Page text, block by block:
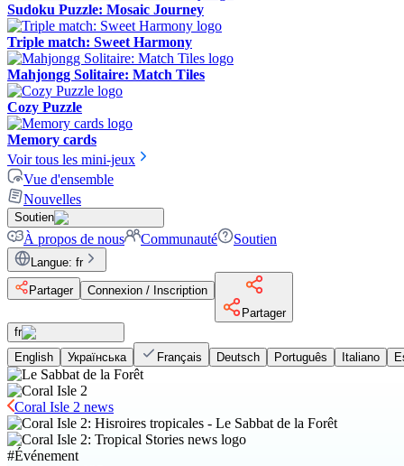
Sudoku Puzzle: Mosaic Journey
Triple match: Sweet Harmony
Mahjongg Solitaire: Match Tiles
Cozy Puzzle
Memory cards
Voir tous les mini-jeux
Vue d'ensemble
Nouvelles
Soutien
À propos de nous Communauté Soutien
Langue: fr
Partager
Connexion / Inscription
Partager
fr
English
Українська Français Deutsch Português Italiano
Coral Isle 2 news
#Événement